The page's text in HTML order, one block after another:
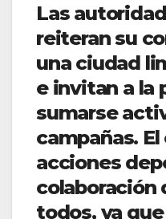
Las
reiteran su
una ciudad
e invitan a la
sumarse
campañas.
acciones
colaboración
todos, ya